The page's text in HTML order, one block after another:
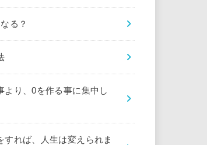
る？
より、0を作る事に集中し
すれば、人生は変えられま